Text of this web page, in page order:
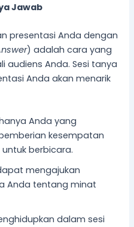
Jawab
presentasi Anda dengan
nswer) adalah cara yang
audiens Anda. Sesi tanya
Anda akan menarik
Anda yang
kesempatan
berbicara.
mengajukan
Anda tentang minat
dalam sesi